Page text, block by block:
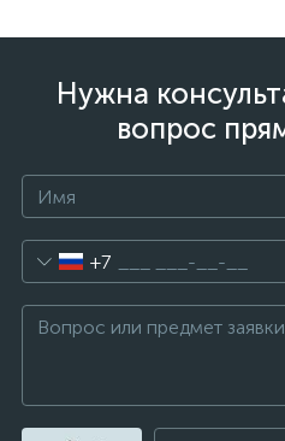
Нужна
вопрос
+7